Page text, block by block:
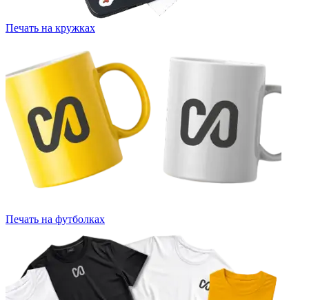
Печать на кружках
Печать на футболках